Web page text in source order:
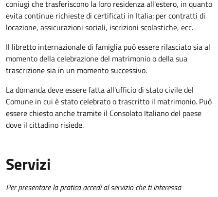
coniugi che trasferiscono la loro residenza all'estero, in quanto
evita continue richieste di certificati in Italia: per contratti di
locazione, assicurazioni sociali, iscrizioni scolastiche, ecc.
Il libretto internazionale di famiglia può essere rilasciato sia al
momento della celebrazione del matrimonio o della sua
trascrizione sia in un momento successivo.
La domanda deve essere fatta all'ufficio di stato civile del
Comune in cui è stato celebrato o trascritto il matrimonio. Può
essere chiesto anche tramite il Consolato Italiano del paese
dove il cittadino risiede.
Servizi
Per presentare la pratica accedi al servizio che ti interessa